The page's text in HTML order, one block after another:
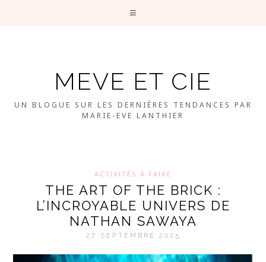
MEVE ET CIE
UN BLOGUE SUR LES DERNIÈRES TENDANCES PAR
MARIE-EVE LANTHIER
ACTIVITÉS À FAIRE
THE ART OF THE BRICK :
L’INCROYABLE UNIVERS DE
NATHAN SAWAYA
27 SEPTEMBRE 2025